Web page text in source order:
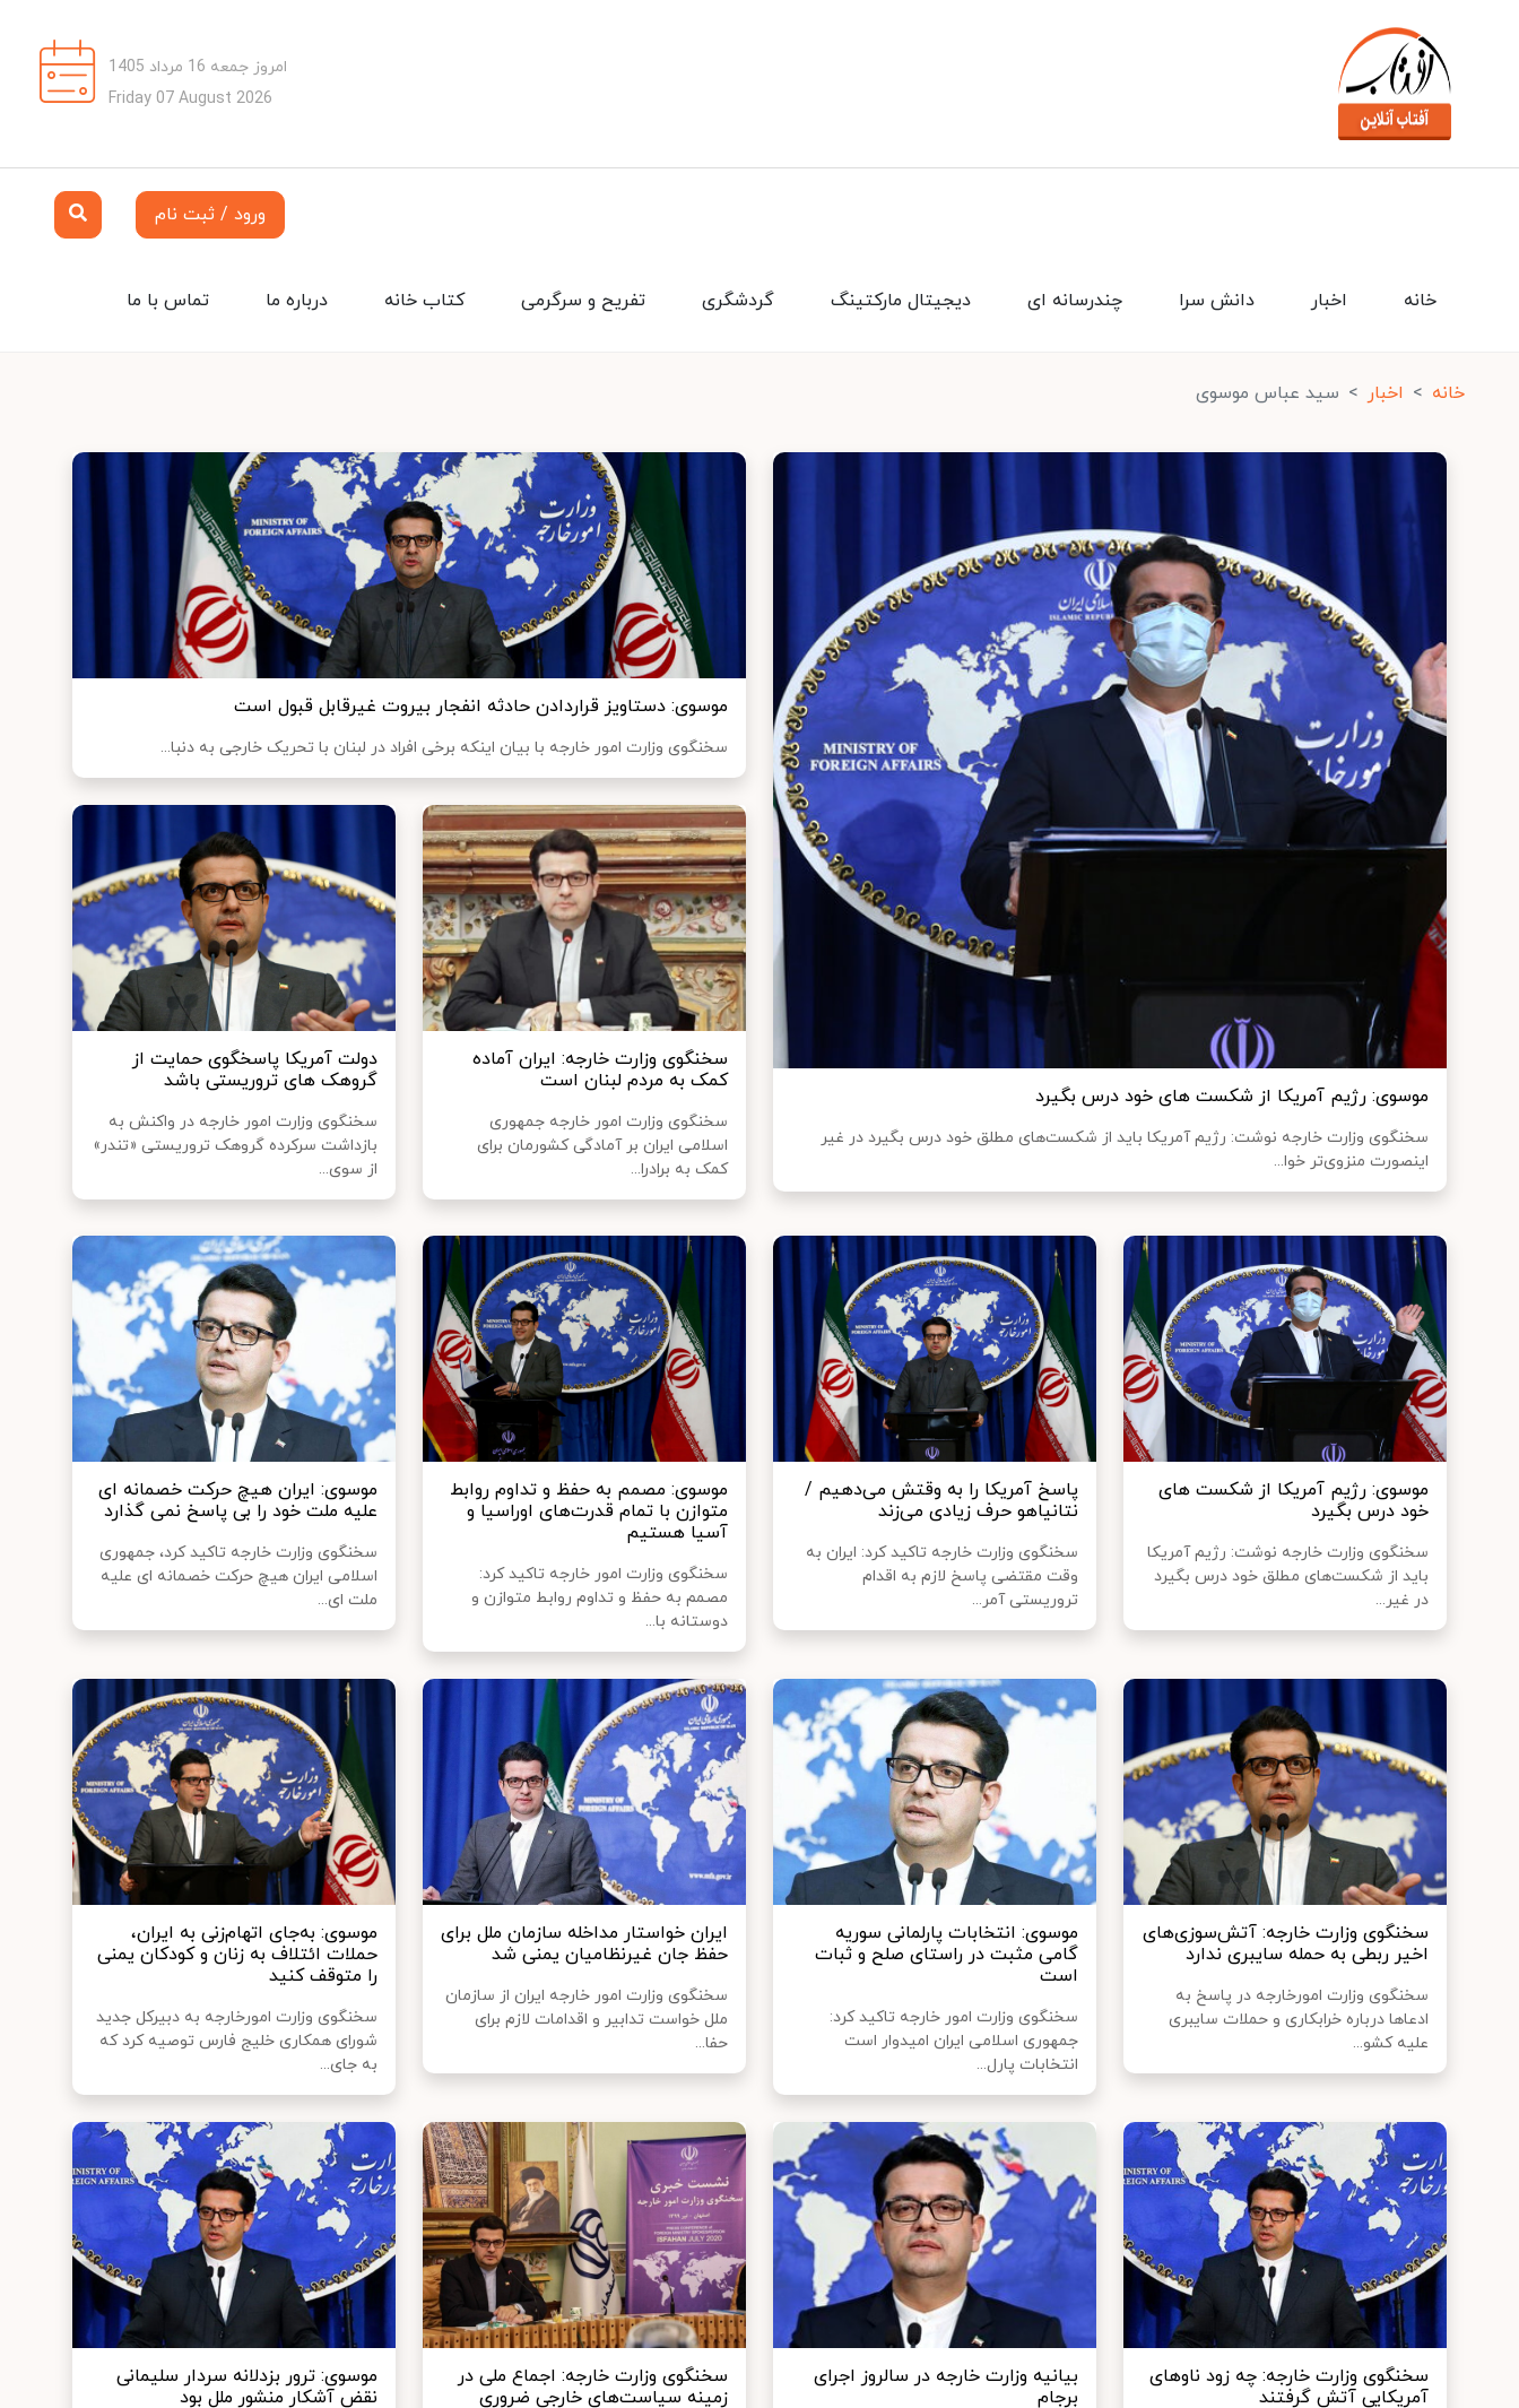
امروز جمعه 16 مرداد 1405
Friday 07 August 2026
ورود / ثبت نام
تماس با ما درباره ما کتاب خانه تفریح و سرگرمی گردشگری دیجیتال مارکتینگ چندرسانه ای دانش سرا اخبار خانه
خانه اخبار سید عباس موسوی
موسوی: رژیم آمریکا از شکست‌ های خود درس بگیرد
سخنگوی وزارت خارجه نوشت: رژیم آمریکا باید از شکست‌های مطلق خود درس بگیرد در غیر
اینصورت منزوی‌تر خوا...
موسوی: دستاویز قراردادن حادثه انفجار بیروت غیرقابل قبول است
سخنگوی وزارت امور خارجه با بیان اینکه برخی افراد در لبنان با تحریک خارجی به دنبا...
سخنگوی وزارت خارجه: ایران آماده
کمک به مردم لبنان است
سخنگوی وزارت امور خارجه جمهوری
اسلامی ایران بر آمادگی کشورمان برای
کمک به برادرا...
دولت آمریکا پاسخگوی حمایت از
گروهک‌ های تروریستی باشد
سخنگوی وزارت امور خارجه در واکنش به
بازداشت سرکرده گروهک تروریستی «تندر»
از سوی...
موسوی: رژیم آمریکا از شکست‌ های
خود درس بگیرد
سخنگوی وزارت خارجه نوشت: رژیم آمریکا
باید از شکست‌های مطلق خود درس بگیرد
در غیر...
پاسخ آمریکا را به وقتش می‌دهیم /
نتانیاهو حرف زیادی می‌زند
سخنگوی وزارت خارجه تاکید کرد: ایران به
وقت مقتضی پاسخ لازم به اقدام
تروریستی آمر...
موسوی: مصمم به حفظ و تداوم روابط
متوازن با تمام قدرت‌های اوراسیا و
آسیا هستیم
سخنگوی وزارت امور خارجه تاکید کرد:
مصمم به حفظ و تداوم روابط متوازن و
دوستانه با...
موسوی: ایران هیچ حرکت خصمانه ای
علیه ملت خود را بی پاسخ نمی گذارد
سخنگوی وزارت خارجه تاکید کرد، جمهوری
اسلامی ایران هیچ حرکت خصمانه ای علیه
ملت ای...
سخنگوی وزارت خارجه: آتش‌سوزی‌های
اخیر ربطی به حمله سایبری ندارد
سخنگوی وزارت امورخارجه در پاسخ به
ادعاها درباره خرابکاری و حملات سایبری
علیه کشو...
موسوی: انتخابات پارلمانی سوریه
گامی مثبت در راستای صلح و ثبات
است
سخنگوی وزارت امور خارجه تاکید کرد:
جمهوری اسلامی ایران امیدوار است
انتخابات پارل...
ایران خواستار مداخله سازمان ملل برای
حفظ جان غیرنظامیان یمنی شد
سخنگوی وزارت امور خارجه ایران از سازمان
ملل خواست تدابیر و اقدامات لازم برای
حفا...
موسوی: به‌جای اتهام‌زنی به ایران،
حملات ائتلاف به زنان و کودکان یمنی
را متوقف کنید
سخنگوی وزارت امورخارجه به دبیرکل جدید
شورای همکاری خلیج فارس توصیه کرد که
به جای...
سخنگوی وزارت خارجه: چه زود ناوهای
آمریکایی آتش گرفتند
بیانیه وزارت خارجه در سالروز اجرای
برجام
سخنگوی وزارت خارجه: اجماع ملی در
زمینه سیاست‌های خارجی ضروری
موسوی: ترور بزدلانه سردار سلیمانی
نقض آشکار منشور ملل بود